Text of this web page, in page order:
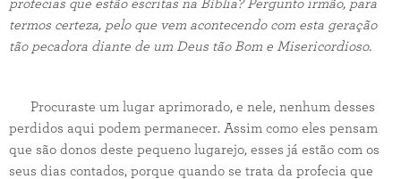
profecias que estão escritas na Bíblia? Pergunto irmão, para
termos certeza, pelo que vem acontecendo com esta geração
tão pecadora diante de um Deus tão Bom e Misericordioso.
Procuraste um lugar aprimorado, e nele, nenhum desses
perdidos aqui podem permanecer. Assim como eles pensam
que são donos deste pequeno lugarejo, esses já estão com os
seus dias contados, porque quando se trata da profecia que